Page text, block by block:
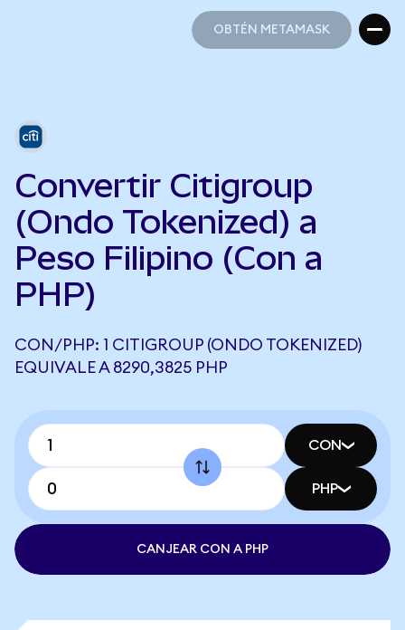
OBTÉN METAMASK
Convertir Citigroup
(Ondo Tokenized) a
Peso Filipino (Con a
PHP)
CON/PHP: 1 CITIGROUP (ONDO TOKENIZED)
EQUIVALE A 8290,3825 PHP
CON
PHP
CANJEAR CON A PHP